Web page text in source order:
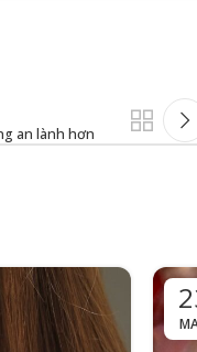
an lành hơn